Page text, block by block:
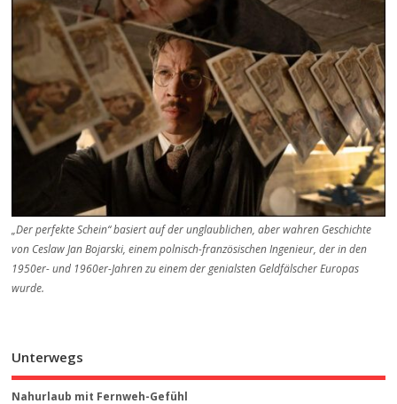
„Der perfekte Schein“ basiert auf der unglaublichen, aber wahren Geschichte
von Ceslaw Jan Bojarski, einem polnisch-französischen Ingenieur, der in den
1950er- und 1960er-Jahren zu einem der genialsten Geldfälscher Europas
wurde.
Unterwegs
Nahurlaub mit Fernweh-Gefühl